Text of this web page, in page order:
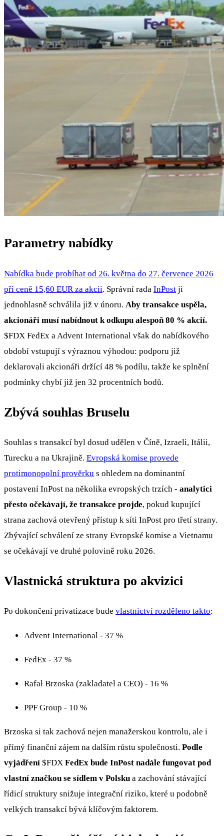
Parametry nabídky
Nabídka bude probíhat od 26. května do 27. července 2026
při ceně 15,60 EUR za akcii. Správní rada InPost ji
jednohlasně schválila již v únoru. Aby transakce uspěla,
akcionáři musí nabídnout k odkupu alespoň 80 % akcií.
$FDX FedEx a Advent International však do nabídkového
období vstupují s výraznou výhodou: podporu již
deklarovali akcionáři držící 48 % podílu, takže ke splnění
podmínky chybí již jen 32 procentních bodů.
Zbývá souhlas Bruselu
Souhlas s transakcí byl dosud udělen v Číně, Izraeli, Itálii,
Turecku a na Ukrajině. Evropská komise provede
protimonopolní prověrku s ohledem na dominantní
postavení InPost na několika evropských trzích - analytici
přesto očekávají, že transakce projde, pokud kupující
strana zachová otevřený přístup k síti InPost pro třetí strany.
Zbývající schválení ze strany Evropské komise a Vietnamu
se očekávají ve druhé polovině roku 2026.
Vlastnická struktura po akvizici
Po dokončení privatizace bude vlastnictví rozděleno takto:
Advent International - 37 %
FedEx - 37 %
Rafał Brzoska (zakladatel a CEO) - 16 %
PPF Group - 10 %
Brzoska si tak zachová nejen manažerskou kontrolu, ale i
přímý finanční zájem na dalším růstu společnosti. Podle
vyjádření $FDX FedEx bude InPost nadále fungovat pod
vlastní značkou se sídlem v Polsku a zachování stávající
řídicí struktury snižuje integrační riziko, které u podobně
velkých transakcí bývá klíčovým faktorem.